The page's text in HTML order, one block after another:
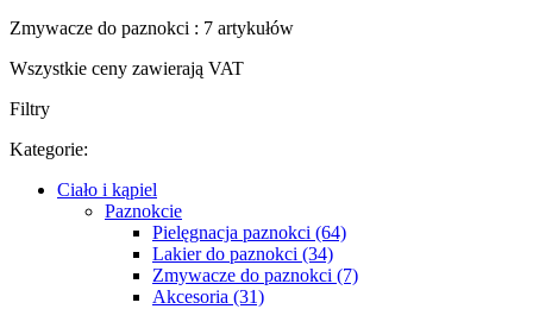
Zmywacze do paznokci : 7 artykułów
Wszystkie ceny zawierają VAT
Filtry
Kategorie:
Ciało i kąpiel
Paznokcie
Pielęgnacja paznokci (64)
Lakier do paznokci (34)
Zmywacze do paznokci (7)
Akcesoria (31)